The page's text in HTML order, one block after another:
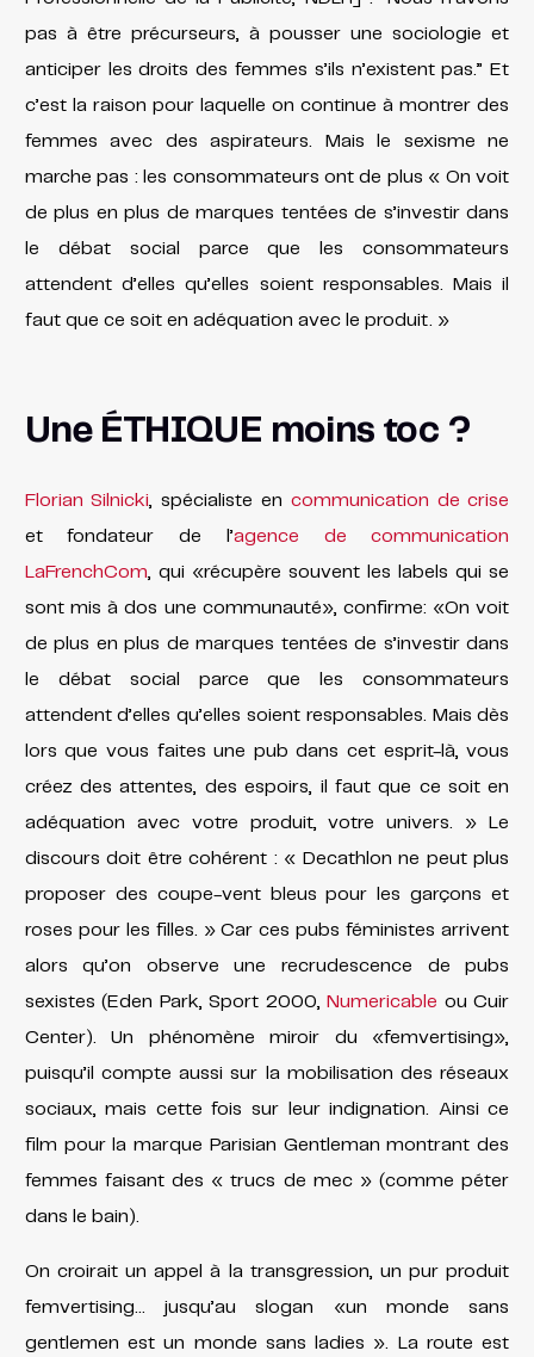
pas à être précurseurs, à pousser une sociologie et
anticiper les droits des femmes s’ils n’existent pas.” Et
c’est la raison pour laquelle on continue à montrer des
femmes avec des aspirateurs. Mais le sexisme ne
marche pas : les consommateurs ont de plus « On voit
de plus en plus de marques tentées de s’investir dans
le débat social parce que les consommateurs
attendent d’elles qu’elles soient responsables. Mais il
faut que ce soit en adéquation avec le produit. »
Une ÉTHIQUE moins toc ?
Florian Silnicki , spécialiste en communication de crise
et fondateur de l’agence de communication
LaFrenchCom , qui «récupère souvent les labels qui se
sont mis à dos une communauté», confirme: «On voit
de plus en plus de marques tentées de s’investir dans
le débat social parce que les consommateurs
attendent d’elles qu’elles soient responsables. Mais dès
lors que vous faites une pub dans cet esprit-là, vous
créez des attentes, des espoirs, il faut que ce soit en
adéquation avec votre produit, votre univers. » Le
discours doit être cohérent : « Decathlon ne peut plus
proposer des coupe-vent bleus pour les garçons et
roses pour les filles. » Car ces pubs féministes arrivent
alors qu’on observe une recrudescence de pubs
sexistes (Eden Park, Sport 2000,
Numericable ou Cuir
Center). Un phénomène miroir du «femvertising»,
puisqu’il compte aussi sur la mobilisation des réseaux
sociaux, mais cette fois sur leur indignation. Ainsi ce
film pour la marque Parisian Gentleman montrant des
femmes faisant des « trucs de mec » (comme péter
dans le bain).
On croirait un appel à la transgression, un pur produit
femvertising… jusqu’au slogan «un monde sans
gentlemen est un monde sans ladies ». La route est